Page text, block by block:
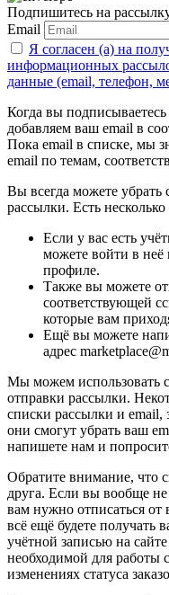
Подпишитесь на
Email
Я согласен (а) на
информационных
данные (email, телефон,
Когда вы
добавляем ваш email в
Пока email в списке, мы
email по темам,
Вы всегда можете убрать
рассылки. Есть несколько
Если у вас есть
можете войти в неё
профиле.
Также вы можете
соответствующей
которые вам
Ещё вы можете
адрес
Мы можем использовать
отправки рассылки.
списки рассылки и email,
они смогут убрать ваш
напишете нам и
Обратите внимание, что
друга. Если вы вообще не
вам нужно отписаться от
всё ещё будете получать
учётной записью на
необходимой для работы
изменениях статуса